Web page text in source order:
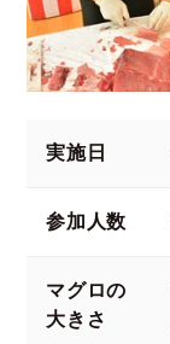
実施日
参加人数
マグロの
大きさ